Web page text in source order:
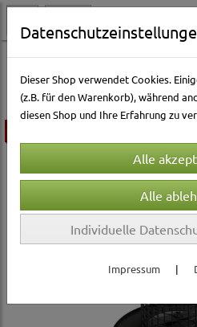
Vogelwelt Futterhäuser &
Dieser Shop verwendet Cookies.
(z.B. für den Warenkorb), während
diesen Shop und Ihre Erfahrung zu
Individuelle
Impressum |